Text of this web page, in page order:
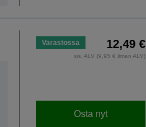
Varastossa 12,49 €
sis. ALV (9,95 € ilman ALV)
Osta nyt